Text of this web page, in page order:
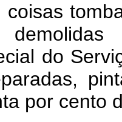
coisas
do
por cento